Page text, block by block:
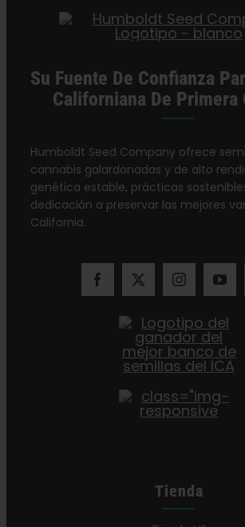
Su Fuente De Confianza
Californiana De Primera
Humboldt Seed Company ofrece
cannabis galardonadas y de alto
genética estable, prácticas
dedicación a preservar las mejores
California.
Tienda